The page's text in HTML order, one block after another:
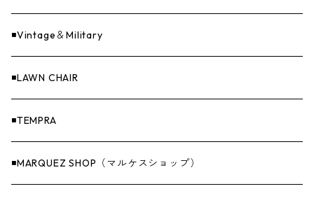
Others（その他）
ファニチャー
収納
ナイフ＆アックス
燃料
バンダナ＆手ぬぐい
◾️Vintage＆Military
◾️LAWN CHAIR
◾️TEMPRA
◾️MARQUEZ SHOP（マルケスショップ）